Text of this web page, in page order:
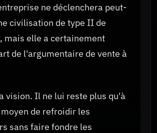
ne déclenchera peut-
civilisation de type II de
mais elle a certainement
de l'argumentaire de vente à
vision. Il ne lui reste plus qu'à
de refroidir les
sans faire fondre les